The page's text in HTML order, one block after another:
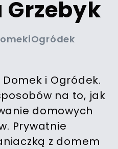
i Ogródek.
na to, jak
domowych
Prywatnie
z domem